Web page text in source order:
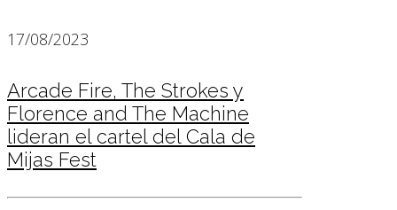
17/08/2023
Arcade Fire, The Strokes y
Florence and The Machine
lideran el cartel del Cala de
Mijas Fest